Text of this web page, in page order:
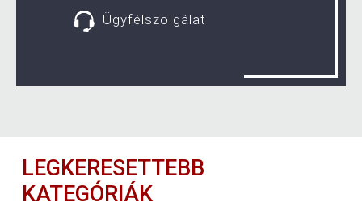
Ügyfélszolgálat
LEGKERESETTEBB
KATEGÓRIÁK